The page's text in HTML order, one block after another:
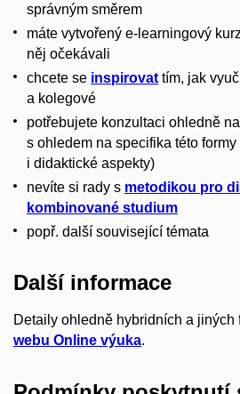
správným směrem
máte vytvořený e-learningový
něj očekávali
chcete se inspirovat tím, jak
a kolegové
potřebujete konzultaci ohledně
s ohledem na specifika této
i didaktické aspekty)
nevíte si rady s metodikou pro
kombinované studium
popř. další související témata
Další informace
Detaily ohledně hybridních a jiných
webu Online výuka.